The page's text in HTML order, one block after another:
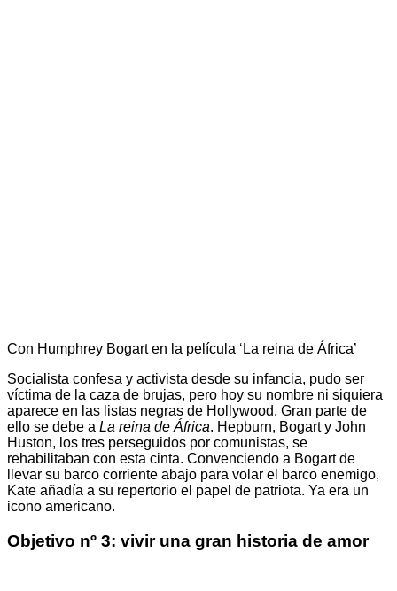
Con Humphrey Bogart en la película ‘La reina de África’
Socialista confesa y activista desde su infancia, pudo ser
víctima de la caza de brujas, pero hoy su nombre ni siquiera
aparece en las listas negras de Hollywood. Gran parte de
ello se debe a La reina de África. Hepburn, Bogart y John
Huston, los tres perseguidos por comunistas, se
rehabilitaban con esta cinta. Convenciendo a Bogart de
llevar su barco corriente abajo para volar el barco enemigo,
Kate añadía a su repertorio el papel de patriota. Ya era un
icono americano.
Objetivo nº 3: vivir una gran historia de amor